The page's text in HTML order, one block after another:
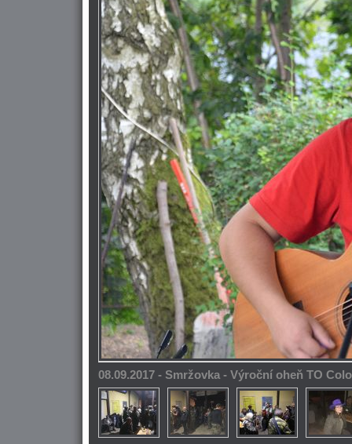
08.09.2017 - Smržovka - Výroční oheň TO